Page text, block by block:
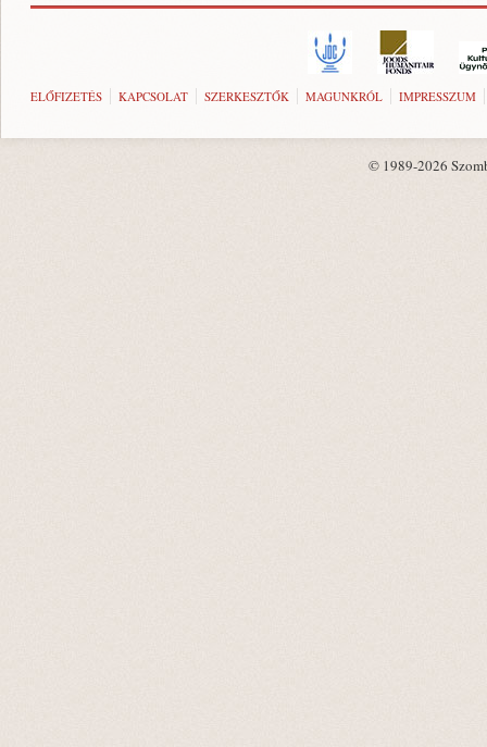
ELŐFIZETÉS KAPCSOLAT SZERKESZTŐK MAGUNKRÓL IMPRESSZUM
© 1989-2026